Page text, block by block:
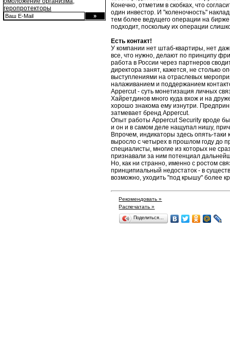
геропротекторы
Конечно, отметим в скобках, что
один инвестор. И "коленочность"
тем более ведущего операции на
подходит, поскольку их операции
Есть контакт!
У компании нет штаб-квартиры, нет
все, что нужно, делают по принципу
работа в России через партнеров
директора занят, кажется, не столько
выступлениями на отраслевых
налаживанием и поддержанием
Appercut - суть монетизация личных
Хайретдинов много куда вхож и на
хорошо знакома ему изнутри.
затмевает бренд Appercut.
Опыт работы Appercut Security вроде
и он и в самом деле нащупал нишу,
Впрочем, индикаторы здесь опять-
выросло с четырех в прошлом году до
специалисты, многие из которых не
признавали за ним потенциал
Но, как ни странно, именно с ростом
принципиальный недостаток - в
возможно, уходить "под крышу" более
Рекомендовать »
Распечатать »
Поделиться…